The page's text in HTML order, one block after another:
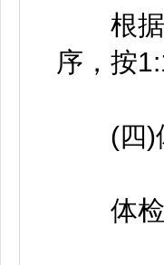
根据
序，按
(四)
体检